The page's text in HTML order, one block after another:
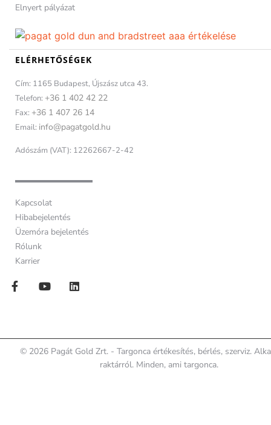
Elnyert pályázat
ELÉRHETŐSÉGEK
Cím: 1165 Budapest, Újszász utca 43.
Telefon: +36 1 402 42 22
Fax: +36 1 407 26 14
Email: info@pagatgold.hu
Adószám (VAT): 12262667-2-42
Kapcsolat
Hibabejelentés
Üzemóra bejelentés
Rólunk
Karrier
© 2026 Pagát Gold Zrt. - Targonca értékesítés, bérlés, szerviz.
raktárról. Minden, ami targonca.